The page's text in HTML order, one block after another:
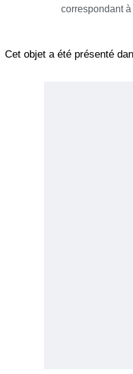
correspondant
Cet objet a été présenté